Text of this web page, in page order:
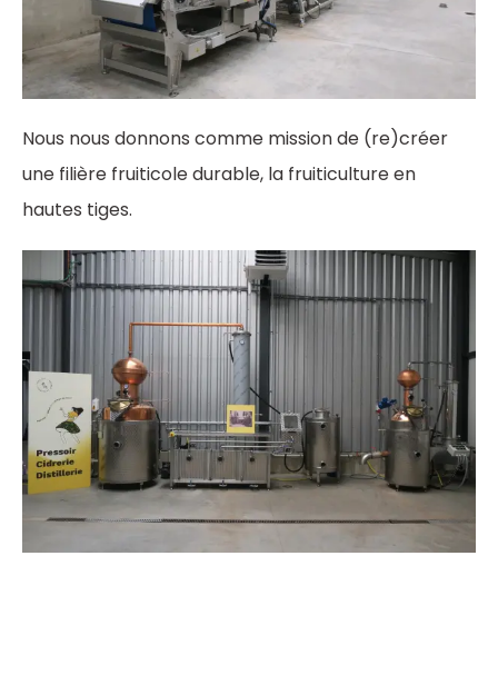
Nous nous donnons comme mission de (re)créer
une filière fruiticole durable, la fruiticulture en
hautes tiges.